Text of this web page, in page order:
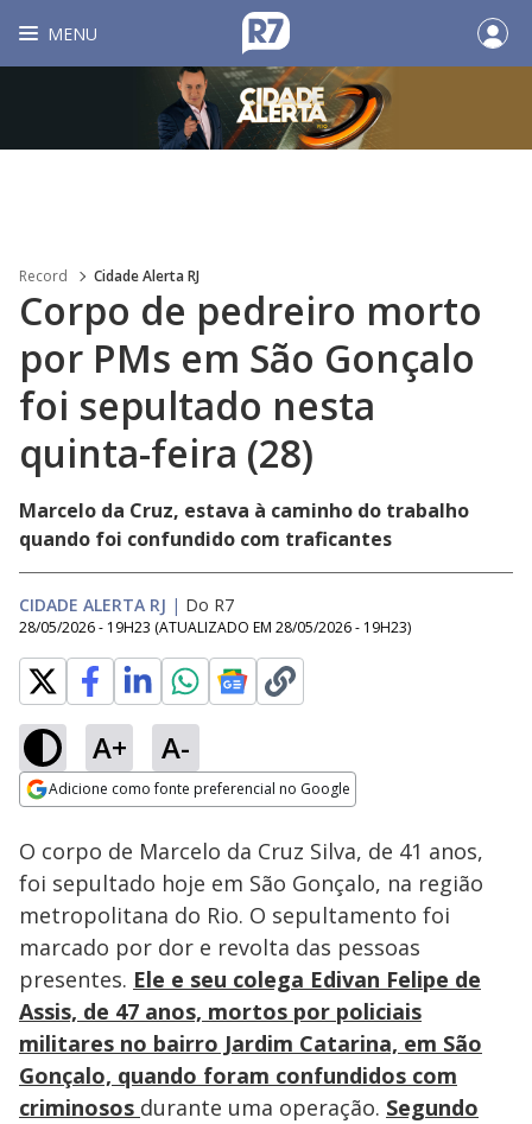
MENU
Record Cidade Alerta RJ
Corpo de pedreiro morto
por PMs em São Gonçalo
foi sepultado nesta
quinta-feira (28)
Marcelo da Cruz, estava à caminho do trabalho
quando foi confundido com traficantes
CIDADE ALERTA RJ | Do R7
28/05/2026 - 19H23 (ATUALIZADO EM 28/05/2026 - 19H23)
A+ A-
Adicione como fonte preferencial no Google
Ativar
Loaded
30.31%
O corpo de Marcelo da Cruz Silva, de 41 anos,
foi sepultado hoje em São Gonçalo, na região
metropolitana do Rio. O sepultamento foi
marcado por dor e revolta das pessoas
presentes. Ele e seu colega Edivan Felipe de
Assis, de 47 anos, mortos por policiais
militares no bairro Jardim Catarina, em São
Gonçalo, quando foram confundidos com
criminosos durante uma operação. Segundo